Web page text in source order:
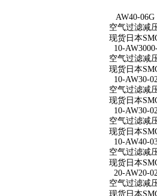
AW40-06G
空气过滤减
现货日本
10-
空气过滤减
现货日本
10-AW30-
空气过滤减
现货日本
10-AW30-
空气过滤减
现货日本
10-AW40-
空气过滤减
现货日本
20-AW20-
空气过滤减
现货日本